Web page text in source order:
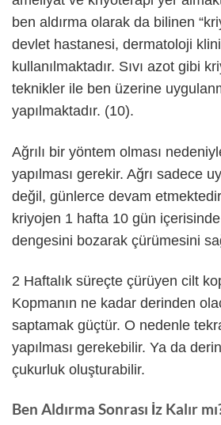
ben aldırma olarak da bilinen
devlet hastanesi, dermatoloji
kullanılmaktadır. Sıvı azot gibi
teknikler ile ben üzerine
yapılmaktadır. (10).
Ağrılı bir yöntem olması
yapılması gerekir. Ağrı sadece
değil, günlerce devam
kriyojen 1 hafta 10 gün
dengesini bozarak çürümesini
2 Haftalık süreçte çürüyen cilt
Kopmanın ne kadar derinden
saptamak güçtür. O nedenle
yapılması gerekebilir. Ya da
çukurluk oluşturabilir.
Ben Aldırma Sonrası İz Kalır